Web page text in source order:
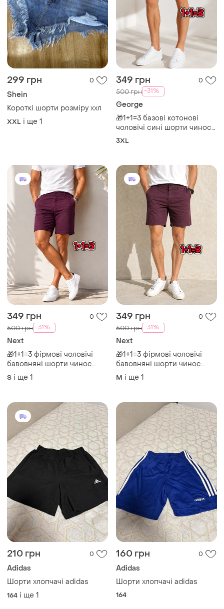
299 грн 0
Shein
Короткі шорти розміру ххл
XXL і ще 1
349 грн 0
500 грн -31%
George
🎁1+1=3 базові котонові
чоловічі сині шорти чинос
george, розмір 54
3XL
349 грн 0
500 грн -31%
Next
🎁1+1=3 фірмові чоловічі
бавовняні шорти чинос
бордо next, розмір 44 - 46
S і ще 1
349 грн 0
500 грн -31%
Next
🎁1+1=3 фірмові чоловічі
бавовняні шорти чинос
марсала next, розмір 46 -
M і ще 1
210 грн 0
Adidas
Шорти хлопчачі adidas
164 і ще 1
160 грн 0
Adidas
Шорти хлопчачі adidas
164